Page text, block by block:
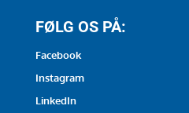
FØLG OS PÅ:
Facebook
Instagram
LinkedIn